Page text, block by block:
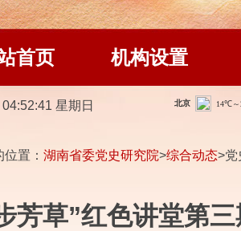
首页 机构设置
星期日
置： 湖南省委党史研究院>综合动态>党
芳草”红色讲堂第